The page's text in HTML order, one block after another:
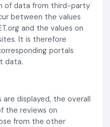
of data from third-party
between the values
and the values on
It is therefore
portals
data.
displayed, the overall
the reviews on
from the other